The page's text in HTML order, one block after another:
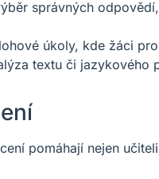
správných
úkoly, kde žáci
textu či jazykového
pomáhají nejen